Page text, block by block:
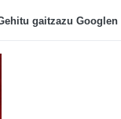
gaitzazu Googlen